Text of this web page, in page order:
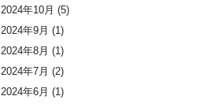
2024年10月 (5)
2024年9月 (1)
2024年8月 (1)
2024年7月 (2)
2024年6月 (1)